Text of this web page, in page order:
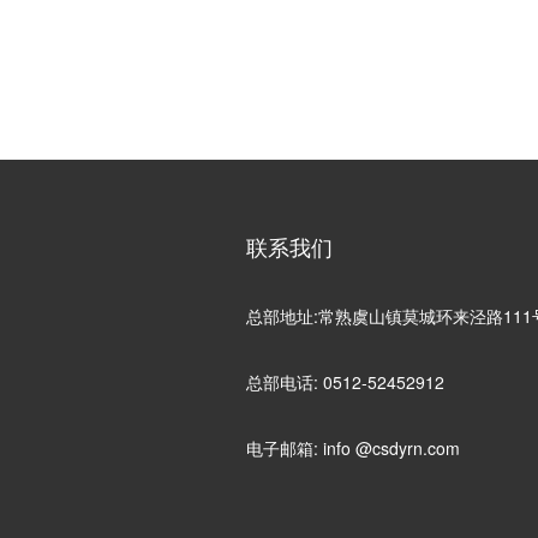
联系我们
总部地址:常熟虞山镇莫城环来泾路111
总部电话: 0512-52452912
电子邮箱: info @csdyrn.com